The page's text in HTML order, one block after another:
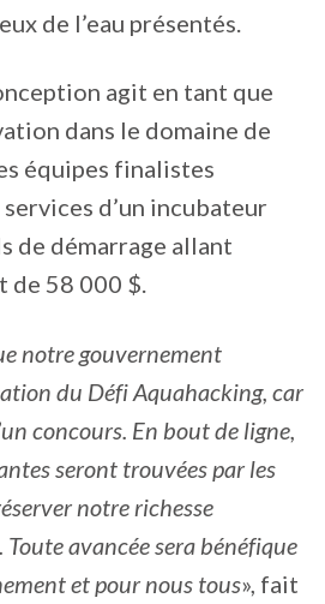
de l’eau présentés.
agit en tant que
dans le domaine de
équipes finalistes
d’un incubateur
de démarrage allant
de 58 000 $.
notre gouvernement
du Défi Aquahacking, car
concours. En bout de ligne,
seront trouvées par les
notre richesse
avancée sera bénéfique
et pour nous tous», fait